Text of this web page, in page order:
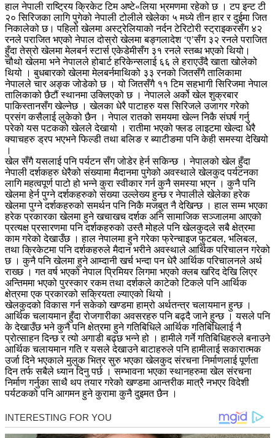
हाल नेपाली राष्ट्रिय क्रिकेट टिम अष्टे«लिया भ्रमणमा रहेको छ । टप इन्ट टी
२० सिरिजका लागि पुगेको नेपाली टोलीले खेलेका ५ मध्ये तीन हार र दुईमा जित
निकालेको छ। पहिलो खेलमा अस्ट्रेलियाको नर्दन टेरिटोरी स्ट्राइकरसँग ४२
रनले पराजित भएको नेपाल दोस्रो खेलमा बङ्गलादेश ‘ए’सँग ३२ रनले पराजित
हुँदा तेस्रो खेलमा मेलबर्न स्टार्स एकेडेमीसँग ३१ रनले स्तब्ध भएको थियो।
चौथो खेलमा भने नेपालले होबार्ट हरिकेन्सलाई ६६ ले हराएउँदै खाता खोलेको
थियो । बुधबारको खेलमा मेलबर्नमाथिको ३३ रनको जितसँगै तालिकामा
नेपालले चार अङ्क जोडेको छ । यो जितसँगै ११ टिम सहभागी सिरिजमा नेपाल
तालिकाको छैटौं स्थानमा उक्लिएको छ । नेपालले अर्को खेल शुक्रबार
पाकिस्तानसँग खेल्नेछ । खेलका धेरै पाटाहरु यस सिरिजले उजागर गरेको
प्रसंग कसैलाई लुकेको छैन । नेपाल रातको समयमा खेल्न निकै संघर्ष गर्नु
परेको यस पटकको खेलले देखायो । रातीमा भएको फ्लड लाइटमा खेल्दा धेरै
क्याचहरु ड्रप भएभने फिल्डी तथा बलिङ र ब्याटीङमा पनि केही समस्या देखियो
।
खेल सँगै यसलाई पनि पर्यटन सँग जोडेर हेर्न सकिन्छ । नेपालको खेल हुँदा
नेपाली दर्शकहरु धेरैको संख्यामा मैदानमा पुगेको अवस्थाले खेलकुद पर्यटनका
लागि महत्वपूर्ण पाटो हो भन्ने कुरा स्वीकार गर्न कुनै समस्या भएन । कुनै पनि
खेलमा हेर्न पुग्ने दर्शकहरुको संख्या उल्लेख्य हुन्छ र नेपालीले खेलेका हरेक
खेलमा पुग्ने दर्शकहरुको समर्थन पनि निकै मजबुत नै देखिन्छ । हाल सम्म भएका
हरेक प्रकारका खेलमा हुने खचाखच दर्शक अनि सामाजिक सञ्जालमा आएको
प्रत्यक्ष प्रसारणमा पनि दर्शकहरुको उस्तै मोहले पनि खेलकुदले सबै क्षेत्रमा
काम गरेको देखाउँछ । हाल नेपालमा हुने गरेका फ्रेन्चाइज फुटबल, भलिबल,
तथा क्रिकेटमा पनि दर्शकहरुले मैदान भरीने अवस्थाले आर्थिक परिचालन गरेको
छ । कुनै पनि खेलमा हुने आम्दानी खर्च भन्दा पन धेरै आर्थिक परिचालनले अर्थ
राख्छ । गत वर्ष भएको नेपाल प्रिमियर लिगमा भएको क्लब खरिद देखि लिएर
अन्तिममा भएको पुरस्कार रकम तथा दर्शकले काटेको टिकले पनि आर्थिक
क्षेत्रमा एक प्रकारको सक्रियता ल्याएको थियो ।
खेलकुदको विकास गर्न सकेको खण्डमा हाम्रो अर्थतन्त्र चलायमान हुन्छ ।
आर्थिक चलायमान हुँदा रोजगारीका अवसरहरु पनि बढ्दै जाने हुन्छ । यसले पनि
के देखाउँछ भने कुनै पनि क्षेत्रमा हुने गतिबिधिले आर्थिक गतिबिधिलाई नै
प्रोत्साहन दिन्छ र त्यो अगाडी बढ्छ भन्ने हो । हामीले गर्ने गतिबिधिहरुले बनाउने
आर्थिक चलायमान गति र यसले देखाउने बाटाहरुले पनि हामीलाई सकारात्मक
उर्जा दिने भएकाले मुलुक भित्र सुरु भएका खेलकुद संरचना निर्माणलाई पूर्णता
दिन तर्फ सबैले ध्यान दिनु पर्छ । सम्भावना भएका स्थानहरुमा खेल संरचना
निर्माण गर्नुका साथै थप तयार गरेको खण्डमा आन्तरीक मात्रै नभएर विदेशी
पर्यटकको पनि आगमन हुने कुरामा कुनै दुइमत छैन ।